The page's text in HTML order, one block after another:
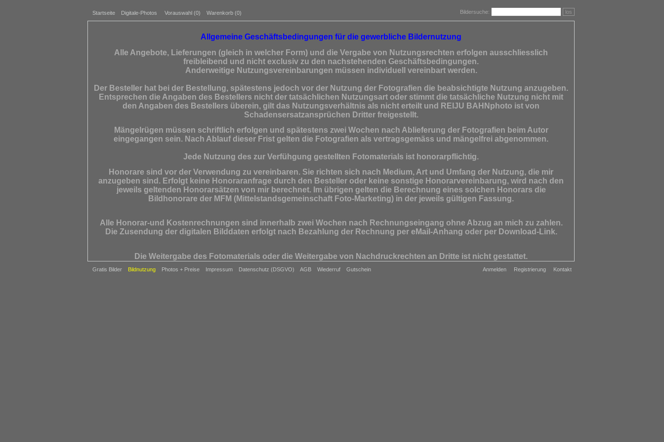
Startseite Digitale-Photos Vorauswahl (0) Warenkorb (0) Bildersuche: los
Gratis Bilder Bildnutzung Photos + Preise Impressum Datenschutz (DSGVO) AGB Wiederruf Gutschein Anmelden Registrierung Kontakt
Allgemeine Geschäftsbedingungen für die gewerbliche Bildernutzung
Alle Angebote, Lieferungen (gleich in welcher Form) und die Vergabe von Nutzungsrechten erfolgen ausschliesslich
freibleibend und nicht exclusiv zu den nachstehenden Geschäftsbedingungen.
Anderweitige Nutzungsvereinbarungen müssen individuell vereinbart werden.
Der Besteller hat bei der Bestellung, spätestens jedoch vor der Nutzung der Fotografien die beabsichtigte Nutzung anzugeben.
Entsprechen die Angaben des Bestellers nicht der tatsächlichen Nutzungsart oder stimmt die tatsächliche Nutzung nicht mit
den Angaben des Bestellers überein, gilt das Nutzungsverhältnis als nicht erteilt und REIJU BAHNphoto ist von
Schadensersatzansprüchen Dritter freigestellt.
Mängelrügen müssen schriftlich erfolgen und spätestens zwei Wochen nach Ablieferung der Fotografien beim Autor
eingegangen sein. Nach Ablauf dieser Frist gelten die Fotografien als vertragsgemäss und mängelfrei abgenommen.
Jede Nutzung des zur Verfühgung gestellten Fotomaterials ist honorarpflichtig.
Honorare sind vor der Verwendung zu vereinbaren. Sie richten sich nach Medium, Art und Umfang der Nutzung, die mir
anzugeben sind. Erfolgt keine Honoraranfrage durch den Besteller oder keine sonstige Honorarvereinbarung, wird nach den
jeweils geltenden Honorarsätzen von mir berechnet. Im übrigen gelten die Berechnung eines solchen Honorars die
Bildhonorare der MFM (Mittelstandsgemeinschaft Foto-Marketing) in der jeweils gültigen Fassung.
Alle Honorar-und Kostenrechnungen sind innerhalb zwei Wochen nach Rechnungseingang ohne Abzug an mich zu zahlen.
Die Zusendung der digitalen Bilddaten erfolgt nach Bezahlung der Rechnung per eMail-Anhang oder per Download-Link.
Die Weitergabe des Fotomaterials oder die Weitergabe von Nachdruckrechten an Dritte ist nicht gestattet.
Nutzer trägt die Verantwortung für die Betextung.